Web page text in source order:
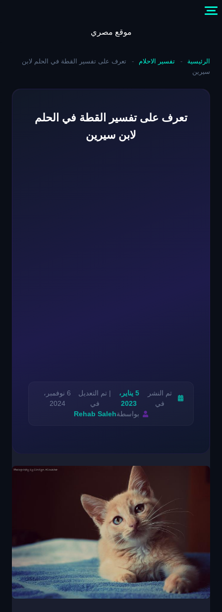
موقع مصري
الرئيسية - تفسير الاحلام -
تعرف على تفسير القطة في الحلم لابن
سيرين
تعرف على تفسير القطة في الحلم
لابن سيرين
تم النشر
في
5 يناير،
2023
| تم التعديل
في
6 نوفمبر،
2024
بواسطةRehab Saleh